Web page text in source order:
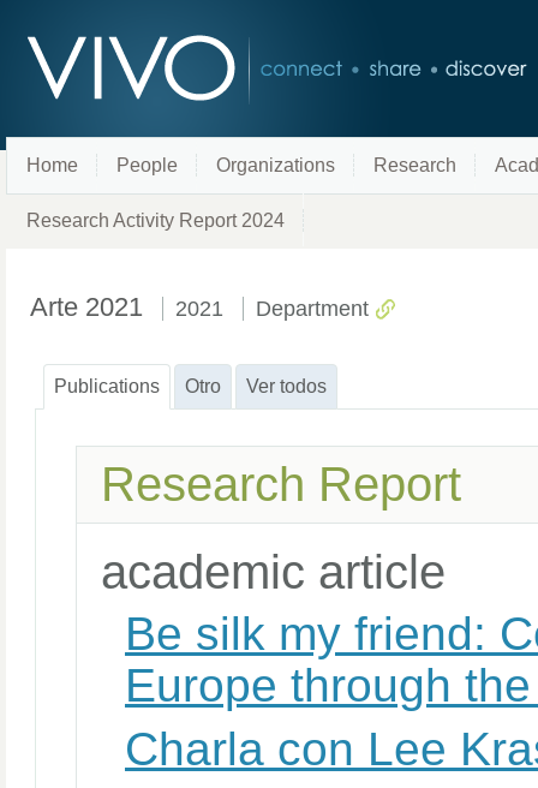
Home People Organizations Research
Research Activity Report 2024
Arte 2021 2021 Department
Publications Otro Ver todos
Research Report
academic article
Be silk my friend:
Europe through
Charla con Lee